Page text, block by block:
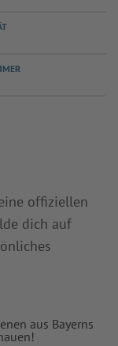
offiziellen
dich auf
aus Bayerns